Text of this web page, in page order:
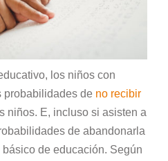
los niños con
probabilidades de no recibir
niños. E, incluso si asisten a
de abandonarla
de educación. Según